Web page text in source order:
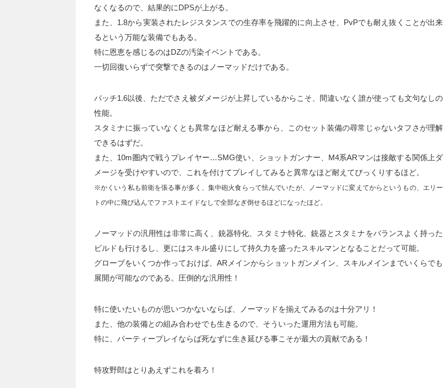
なくなるので、結果的にDPSが上がる。
また、1.8から実装されたレジスタンスでの生存率を飛躍的に向上させ、PvPでも耐え抜くことが出来
るという万能な装備でもある。
特に恩恵を感じるのはDZの汚染イベントである。
一切回復いらずで突撃できるのはノーマッドだけである。
パッチ1.6以後、ただでさえ被ダメージが上昇しているからこそ、間違いなく誰が使っても文句なしの
性能。
スタミナに振っていなくとも異常なほど耐える事から、このセット装備の尋常じゃないタフさが理解
できるはずだ。
また、10m圏内で戦うプレイヤー…SMG使い、ショットガンナー、M4系ARマンは接敵する関係上ダ
メージを受けやすいので、これを付けてプレイしてみると異常なほど耐えてびっくりするほど。
※かくいう私も前衛を張る事が多く、集中砲火食らって怯んでいたが、ノーマッドに変えてからというもの、エリー
トの中に飛び込んでファストエイドなしで全部なぎ倒せるほどになったほど。
ノーマッドの汎用性は非常に高く、銃器特化、スタミナ特化、銃器とスタミナをバランスよく持った
ビルドも行けるし、更にはスキル盛りにして持久力を盛ったスキルマンとなることだって可能。
グローブをいくつか作っておけば、ARメインからショットガンメイン、スキルメインまでいくらでも
展開が可能なのである。圧倒的な汎用性！
特に使いたいものが思いつかないならば、ノーマッドを揃えてみるのは十分アリ！
また、他の装備との組み合わせでも生きるので、そういった運用方法も可能。
特に、パーティープレイならば死なずに生き延びる事こそが最大の貢献である！
特攻野郎はとりあえずこれを着ろ！